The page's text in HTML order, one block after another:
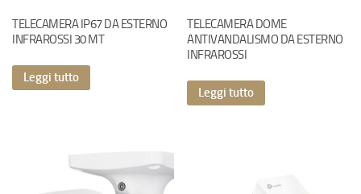
TELECAMERA IP67 DA ESTERNO
INFRAROSSI 30 MT
Leggi tutto
TELECAMERA DOME
ANTIVANDALISMO DA ESTERNO
INFRAROSSI
Leggi tutto